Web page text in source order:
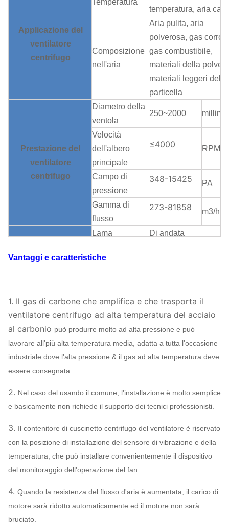
Applicazionedel
ventilatore
centrifugo
Temperatura
temperatura, aria
Composizione
nell'aria
Aria pulita, aria
polverosa, gas
gas combustibile,
materiali della
materiali leggeri della
particella
Prestazione del
ventilatore
centrifugo
Diametro della
ventola
250~2000
Velocità
dell'albero
principale
≤4000 RPM
Campo di
pressione
348-15425 PA
Gamma di
flusso
273-81858 m3/h
Strutturadel
ventilatore
centrifugo
Lama Di andata
Supporto della
Può
Lubrificazione
Lubrificazione
di bagno
d'olio
Raffreddamento a
ad olio
ABB,
Ventola
SS304,
SS316,
Vantaggi e caratteristiche
1. Il gas di carbone che amplifica e che trasporta il
ventilatore centrifugo ad alta temperatura del acciaio
al carbonio può produrre molto ad alta pressione e può
lavorare all'più alta temperatura media, adatta a tutta l'occasione
industriale dove l'alta pressione & il gas ad alta temperatura deve
essere consegnata.
2. Nel caso del usando il comune, l'installazione è molto semplice
e basicamente non richiede il supporto dei tecnici professionisti.
3. Il contenitore di cuscinetto centrifugo del ventilatore è riservato
con la posizione di installazione del sensore di vibrazione e della
temperatura, che può installare convenientemente il dispositivo
del monitoraggio dell'operazione del fan.
4. Quando la resistenza del flusso d'aria è aumentata, il carico di
motore sarà ridotto automaticamente ed il motore non sarà
bruciato.